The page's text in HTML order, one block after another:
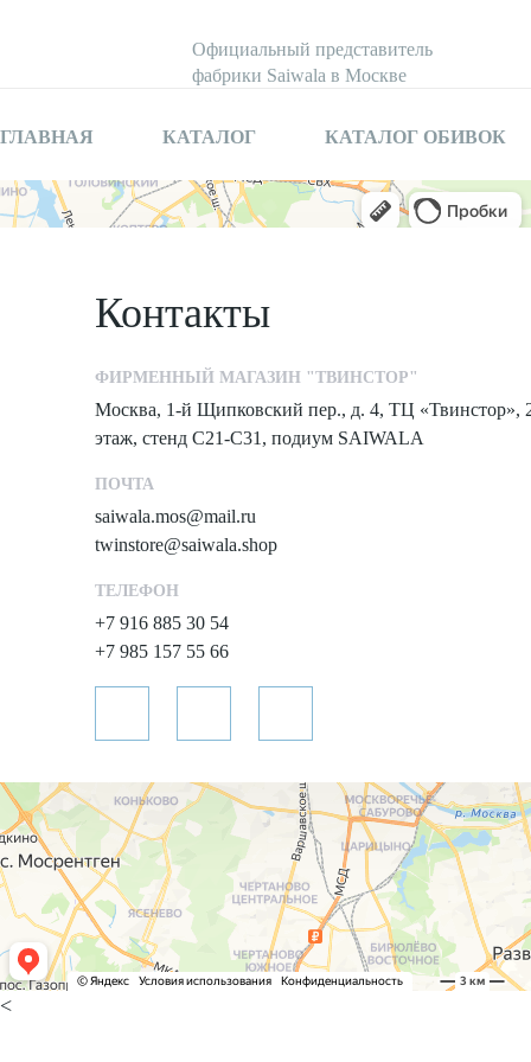
Официальный представитель
фабрики Saiwala в Москве
ГЛАВНАЯ КАТАЛОГ КАТАЛОГ ОБИВОК
Контакты
ФИРМЕННЫЙ МАГАЗИН "ТВИНСТОР"
Москва, 1-й Щипковский пер., д. 4, ТЦ «Твинстор»,
этаж, стенд С21-С31, подиум SAIWALA
ПОЧТА
saiwala.mos@mail.ru
twinstore@saiwala.shop
ТЕЛЕФОН
+7 916 885 30 54
+7 985 157 55 66
<